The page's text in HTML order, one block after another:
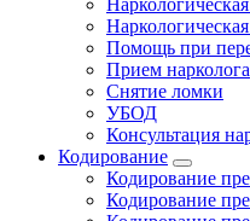
Помощь при
Прием нарколога
Снятие ломки
УБОД
Консультация
Кодирование
Кодирование
Кодирование